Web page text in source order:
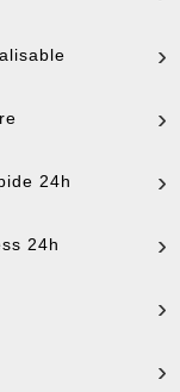
24h
24h